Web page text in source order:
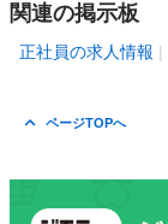
関連の掲示板
正社員の求人情報
ページTOPへ